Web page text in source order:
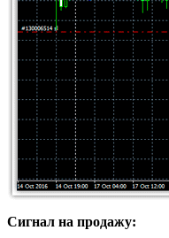
Сигнал на продажу: